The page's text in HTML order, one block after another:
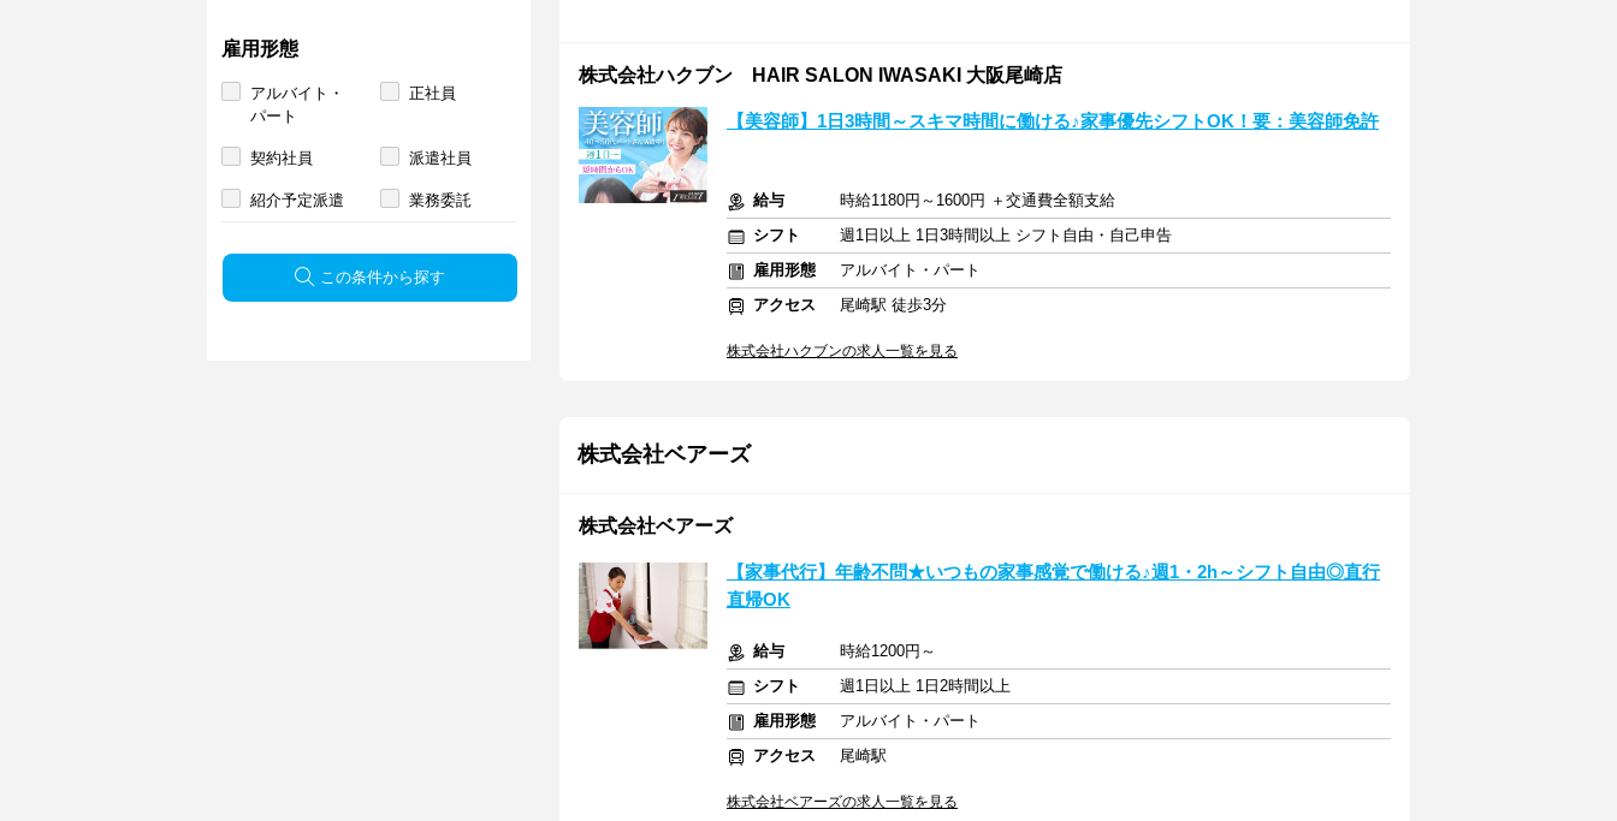
雇用形態
アルバイト・
パート
正社員
契約社員 派遣社員
紹介予定派遣 業務委託
この条件から探す
株式会社ハクブン HAIR SALON IWASAKI 大阪尾崎店
【美容師】1日3時間～スキマ時間に働ける♪家事優先シフトOK！要：美容師免許
給与
時給1180円～1600円 ＋交通費全額支給
シフト
週1日以上 1日3時間以上 シフト自由・自己申告
雇用形態
アルバイト・パート
アクセス
尾崎駅 徒歩3分
株式会社ハクブンの求人一覧を見る
株式会社ベアーズ
株式会社ベアーズ
【家事代行】年齢不問★いつもの家事感覚で働ける♪週1・2h～シフト自由◎直行
直帰OK
給与
時給1200円～
シフト
週1日以上 1日2時間以上
雇用形態
アルバイト・パート
アクセス
尾崎駅
株式会社ベアーズの求人一覧を見る